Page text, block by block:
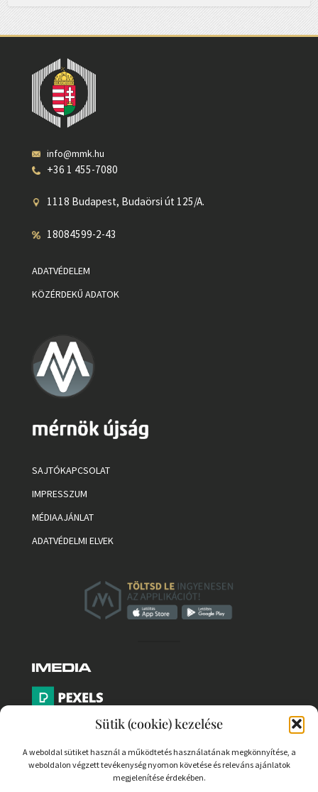
Sütik (cookie) kezelése
A weboldal sütiket használ a működtetés használatának megkönnyítése, a
weboldalon végzett tevékenység nyomon követése és releváns ajánlatok
megjelenítése érdekében.
info@mmk.hu
+36 1 455-7080
1118 Budapest, Budaörsi út 125/A.
18084599-2-43
ADATVÉDELEM
KÖZÉRDEKŰ ADATOK
SAJTÓKAPCSOLAT
IMPRESSZUM
MÉDIAAJÁNLAT
ADATVÉDELMI ELVEK
PARTNEREK